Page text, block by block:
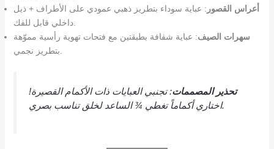
أعراس القصور : عباية سوداء بتطريز ذهبي عمودي على الأطراف + ذيل
داخلي قابل للفك.
سهرات الصيف: عباية شفافة بطبقتين مع فتحات تهوية رأسية مموّهة
تحذير المصممات: تجنبي العبايات ذات الأكمام القصيرة!
اختاري أكماماً تغطي ¾ الساعد لخلق تناسب بصري.